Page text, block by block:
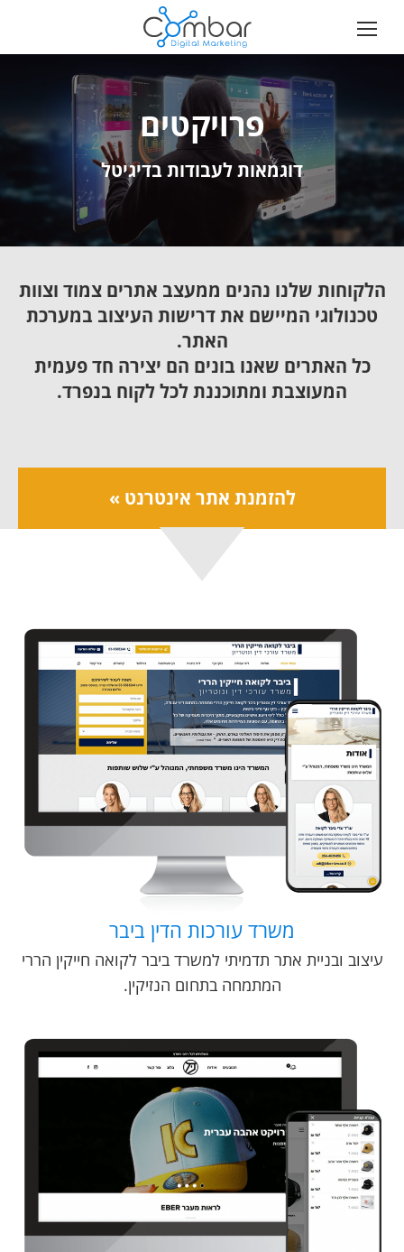
פרויקטים
דוגמאות לעבודות בדיגיטל
הלקוחות שלנו נהנים ממעצב אתרים צמוד וצוות
טכנולוגי המיישם את דרישות העיצוב במערכת
האתר.
כל האתרים שאנו בונים הם יצירה חד פעמית
המעוצבת ומתוכננת לכל לקוח בנפרד.
להזמנת אתר אינטרנט »
משרד עורכות הדין ביבר
עיצוב ובניית אתר תדמיתי למשרד ביבר לקואה חייקין הררי
המתמחה בתחום הנזיקין.